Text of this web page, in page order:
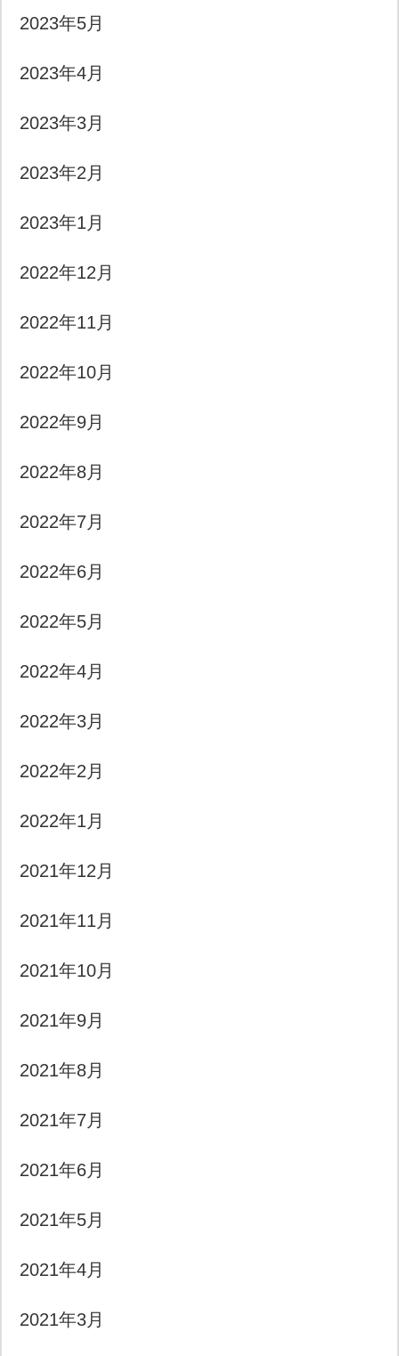
2023年5月
2023年4月
2023年3月
2023年2月
2023年1月
2022年12月
2022年11月
2022年10月
2022年9月
2022年8月
2022年7月
2022年6月
2022年5月
2022年4月
2022年3月
2022年2月
2022年1月
2021年12月
2021年11月
2021年10月
2021年9月
2021年8月
2021年7月
2021年6月
2021年5月
2021年4月
2021年3月